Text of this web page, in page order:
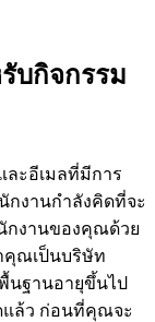
บกิจกรรม
ละอีเมลที่มีการ
งานกำลังคิดที่จะ
กงานของคุณด้วย
คุณเป็นบริษัท
นฐานอายุขึ้นไป
แล้ว ก่อนที่คุณจะ